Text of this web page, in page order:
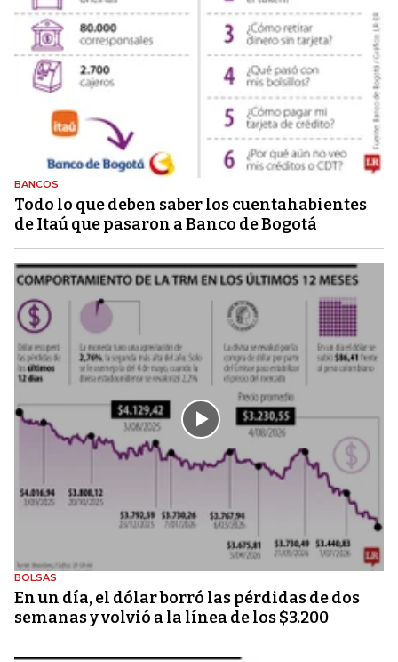
BANCOS
Todo lo que deben saber los cuentahabientes
de Itaú que pasaron a Banco de Bogotá
BOLSAS
En un día, el dólar borró las pérdidas de dos
semanas y volvió a la línea de los $3.200